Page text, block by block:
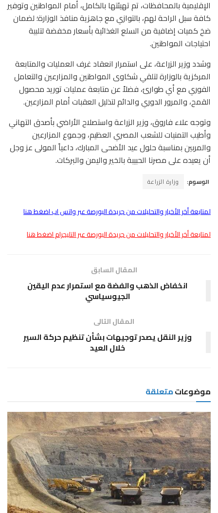
الإقليمية بالمحافظات، تم تهيئتها بالكامل، أمام المواطنين وتوفير
كافة سبل الراحة لهم، بالتوازي مع جاهزية منافذ الوزارة؛ لضمان
ضخ كميات إضافية من السلع الغذائية بأسعار مخفضة لتلبية
احتياجات المواطنين.
وشدد وزير الزراعة، على استمرار انعقاد غرف العمليات والمتابعة
المركزية بالوزارة لتلقي شكاوى المواطنين والمزارعين والتعامل
الفوري مع أي طوارئ، فضلاً عن متابعة عمليات توريد محصول
القمح، والمرور الدوري والدائم لتذليل العقبات أمام المزارعين.
وتوجه علاء فاروق، وزير الزراعة واستصلاح الأراضي بأصدق التهاني
وأطيب التمنيات للشعب المصري العظيم، وجموع المزارعين
والمربين بمناسبة حلول عيد الأضحى المبارك، داعياً المولى عز وجل
أن يعيده على مصرنا الحبيبة بالخير واليمن والبركات.
الوسوم: وزارة الزراعة
لمتابعة أخر الأخبار والتحليلات من جريدة البورصة عبر واتس اب اضغط هنا
لمتابعة أخر الأخبار والتحليلات من جريدة البورصة عبر التليجرام اضغط هنا
المقال السابق
انخفاض الذهب والفضة مع استمرار عدم اليقين
الجيوسياسي
المقال التالى
وزير النقل يصدر توجيهات بشأن تنظيم حركة السير
خلال العيد
موضوعاتمتعلقة